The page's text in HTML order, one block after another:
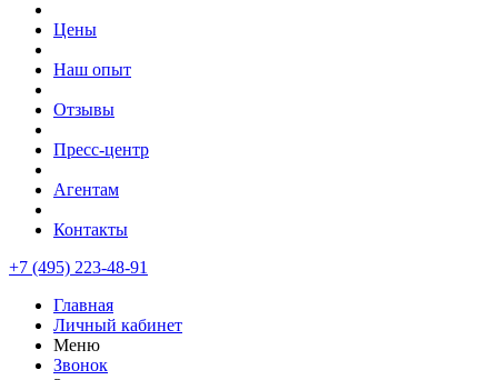
Цены
Наш опыт
Отзывы
Пресс-центр
Агентам
Контакты
+7 (495) 223-48-91
Главная
Личный кабинет
Меню
Звонок